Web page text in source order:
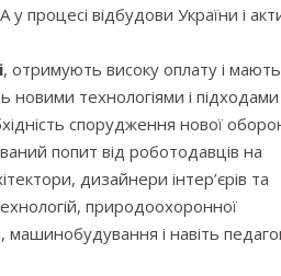
у процесі відбудови України і
, отримують високу оплату і мають
новими технологіями і
спорудження нової
попит від роботодавців на
дизайнери інтер’єрів та
природоохоронної
машинобудування і навіть